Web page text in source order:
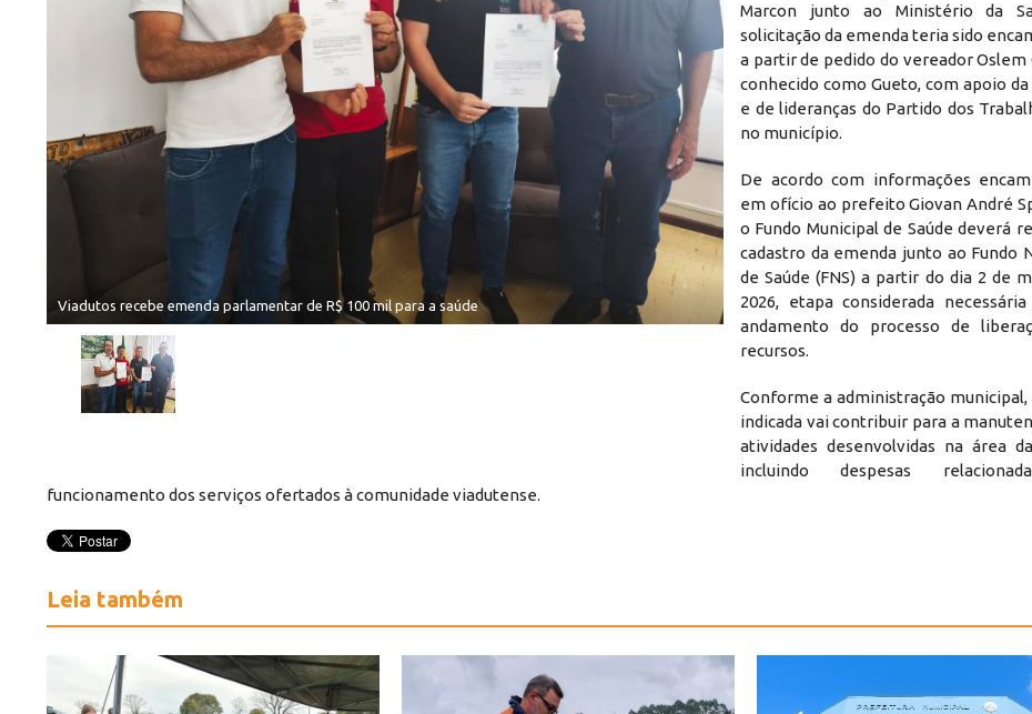
Viadutos recebe emenda parlamentar de R$ 100 mil para a saúde
Marcon junto ao Ministério da
solicitação da emenda teria sido
a partir de pedido do vereador Oslem
conhecido como Gueto, com apoio
e de lideranças do Partido dos
no município.
De acordo com informações
em ofício ao prefeito Giovan André
o Fundo Municipal de Saúde deverá
cadastro da emenda junto ao Fundo
de Saúde (FNS) a partir do dia 2 de
2026, etapa considerada
andamento do processo de
recursos.
Conforme a administração municipal,
indicada vai contribuir para a
atividades desenvolvidas na área
incluindo despesas
funcionamento dos serviços ofertados à comunidade viadutense.
Leia também